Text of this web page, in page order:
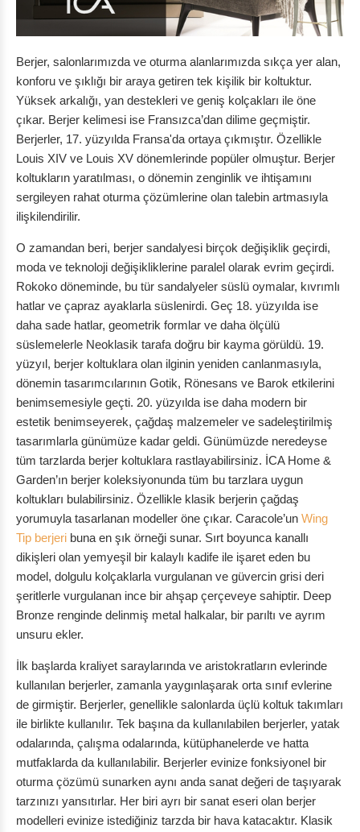
Berjer, salonlarımızda ve oturma alanlarımızda sıkça yer alan,
konforu ve şıklığı bir araya getiren tek kişilik bir koltuktur.
Yüksek arkalığı, yan destekleri ve geniş kolçakları ile öne
çıkar. Berjer kelimesi ise Fransızca’dan dilime geçmiştir.
Berjerler, 17. yüzyılda Fransa'da ortaya çıkmıştır. Özellikle
Louis XIV ve Louis XV dönemlerinde popüler olmuştur. Berjer
koltukların yaratılması, o dönemin zenginlik ve ihtişamını
sergileyen rahat oturma çözümlerine olan talebin artmasıyla
ilişkilendirilir.
O zamandan beri, berjer sandalyesi birçok değişiklik geçirdi,
moda ve teknoloji değişikliklerine paralel olarak evrim geçirdi.
Rokoko döneminde, bu tür sandalyeler süslü oymalar, kıvrımlı
hatlar ve çapraz ayaklarla süslenirdi. Geç 18. yüzyılda ise
daha sade hatlar, geometrik formlar ve daha ölçülü
süslemelerle Neoklasik tarafa doğru bir kayma görüldü. 19.
yüzyıl, berjer koltuklara olan ilginin yeniden canlanmasıyla,
dönemin tasarımcılarının Gotik, Rönesans ve Barok etkilerini
benimsemesiyle geçti. 20. yüzyılda ise daha modern bir
estetik benimseyerek, çağdaş malzemeler ve sadeleştirilmiş
tasarımlarla günümüze kadar geldi. Günümüzde neredeyse
tüm tarzlarda berjer koltuklara rastlayabilirsiniz. İCA Home &
Garden’ın berjer koleksiyonunda tüm bu tarzlara uygun
koltukları bulabilirsiniz. Özellikle klasik berjerin çağdaş
yorumuyla tasarlanan modeller öne çıkar. Caracole’un Wing
Tip berjeri buna en şık örneği sunar. Sırt boyunca kanallı
dikişleri olan yemyeşil bir kalaylı kadife ile işaret eden bu
model, dolgulu kolçaklarla vurgulanan ve güvercin grisi deri
şeritlerle vurgulanan ince bir ahşap çerçeveye sahiptir. Deep
Bronze renginde delinmiş metal halkalar, bir parıltı ve ayrım
unsuru ekler.
İlk başlarda kraliyet saraylarında ve aristokratların evlerinde
kullanılan berjerler, zamanla yaygınlaşarak orta sınıf evlerine
de girmiştir. Berjerler, genellikle salonlarda üçlü koltuk takımları
ile birlikte kullanılır. Tek başına da kullanılabilen berjerler, yatak
odalarında, çalışma odalarında, kütüphanelerde ve hatta
mutfaklarda da kullanılabilir. Berjerler evinize fonksiyonel bir
oturma çözümü sunarken aynı anda sanat değeri de taşıyarak
tarzınızı yansıtırlar. Her biri ayrı bir sanat eseri olan berjer
modelleri evinize istediğiniz tarzda bir hava katacaktır. Klasik